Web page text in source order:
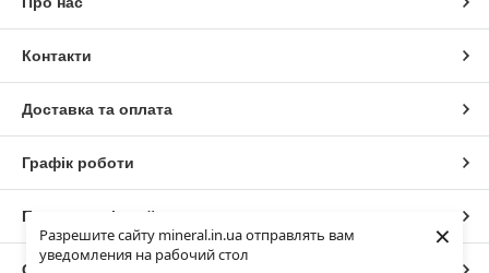
Разрешите сайту mineral.in.ua отправлять вам
уведомления на рабочий стол
×
Контакти
Доставка та оплата
Графік роботи
Повна версія сайту